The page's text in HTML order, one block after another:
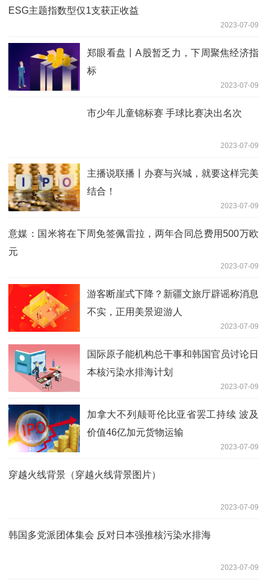
ESG主题指数型仅1支获正收益
2023-07-09
郑眼看盘丨A股暂乏力，下周聚焦经济指
标
2023-07-09
市少年儿童锦标赛 手球比赛决出名次
2023-07-09
主播说联播丨办赛与兴城，就要这样完美
结合！
2023-07-09
意媒：国米将在下周免签佩雷拉，两年合同总费用500万欧
元
2023-07-09
游客断崖式下降？新疆文旅厅辟谣称消息
不实，正用美景迎游人
2023-07-09
国际原子能机构总干事和韩国官员讨论日
本核污染水排海计划
2023-07-09
加拿大不列颠哥伦比亚省罢工持续 波及
价值46亿加元货物运输
2023-07-09
穿越火线背景（穿越火线背景图片）
2023-07-09
韩国多党派团体集会 反对日本强推核污染水排海
2023-07-09